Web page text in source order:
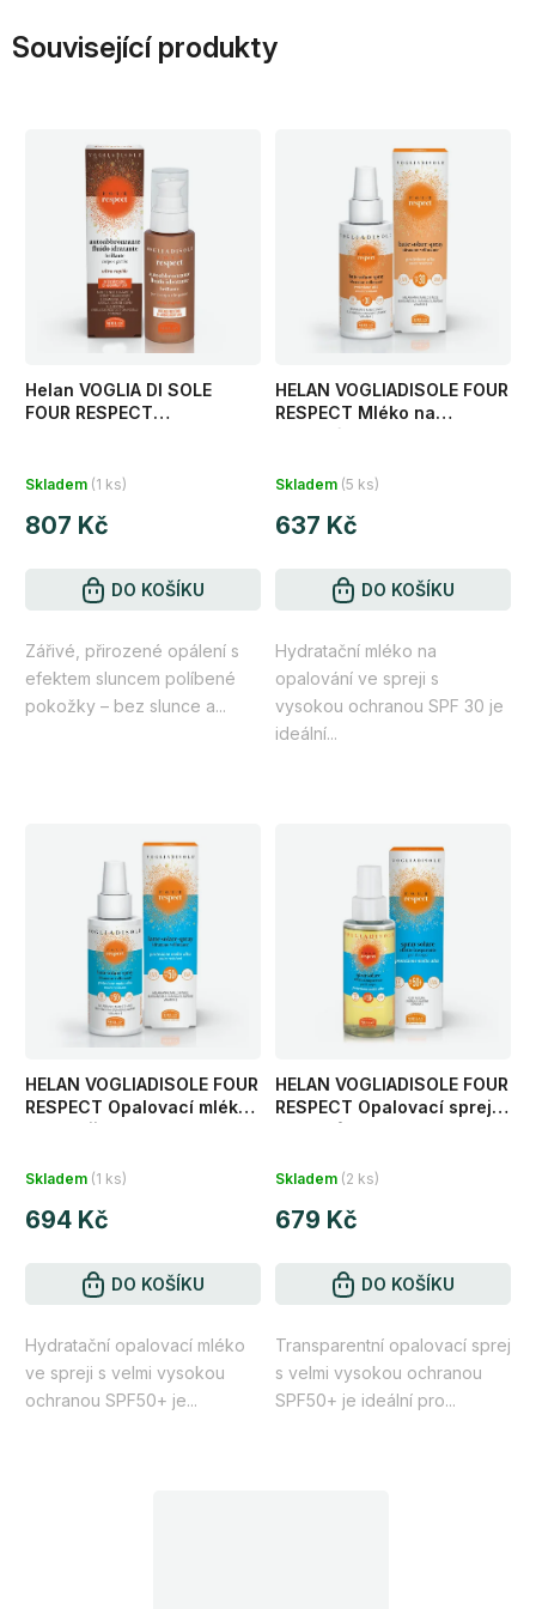
Související produkty
Helan VOGLIA DI SOLE
FOUR RESPECT
Skladem (1 ks)
807 Kč
DO KOŠÍKU
Zářivé, přirozené opálení s
efektem sluncem políbené
pokožky – bez slunce a...
HELAN VOGLIADISOLE FOUR
RESPECT Mléko na
opalování SPF30 150 ml
Skladem (5 ks)
637 Kč
DO KOŠÍKU
Hydratační mléko na
opalování ve spreji s
vysokou ochranou SPF 30 je
ideální...
HELAN VOGLIADISOLE FOUR
RESPECT Opalovací mléko
ve spreji SPF50+ 100 ml
Skladem (1 ks)
694 Kč
DO KOŠÍKU
Hydratační opalovací mléko
ve spreji s velmi vysokou
ochranou SPF50+ je...
HELAN VOGLIADISOLE FOUR
RESPECT Opalovací sprej
clear efekt SPF50+ 150 ml
Skladem (2 ks)
679 Kč
DO KOŠÍKU
Transparentní opalovací sprej
s velmi vysokou ochranou
SPF50+ je ideální pro...